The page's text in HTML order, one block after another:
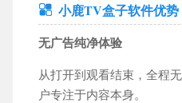
小鹿TV盒子软件优势
无广告纯净体验
从打开到观看结束，全程
户专注于内容本身。